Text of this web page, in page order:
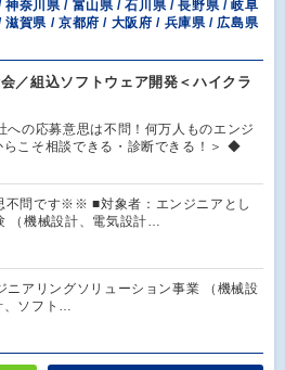
奈川県 / 富山県 / 石川県 / 長野県 / 岐阜
賀県 / 京都府 / 大阪府 / 兵庫県 / 広島県
／組込ソフトウェア開発＜ハイクラ
への応募意思は不問！何万人ものエンジ
らこそ相談できる・診断できる！＞ ◆
問です※※ ■対象者：エンジニアとし
（機械設計、電気設計…
ニアリングソリューション事業 （機械設
ソフト…